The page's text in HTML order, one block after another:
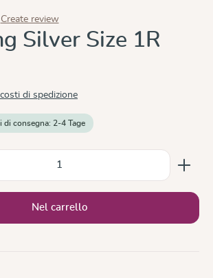
0 su 5 stelle
Create review
Silver Size 1R
di spedizione
di consegna: 2-4 Tage
inserisci la quantità
Nel carrello